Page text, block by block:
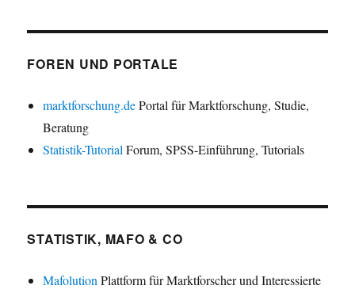
FOREN UND PORTALE
marktforschung.dePortal für Marktforschung, Studie,
Beratung
Statistik-Tutorial Forum, SPSS-Einführung, Tutorials
STATISTIK, MAFO & CO
Mafolution Plattform für Marktforscher und Interessierte